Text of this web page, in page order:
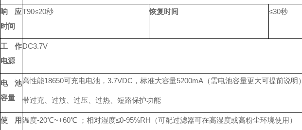
响应
时间
T90≤20秒 恢复时间 ≤30秒
工作
电源
DC3.7V
电池
容量
高性能18650可充电电池，3.7VDC，标准大容量5200mA（需电池容量更大可提前说明）
带过充、过放、过压、过热、短路保护功能
使用温度-20℃~+60℃ ；相对湿度≤0-95%RH（可配过滤器可在高湿度或高粉尘环境使用）